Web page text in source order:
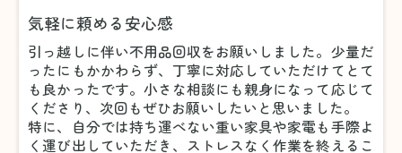
気軽に頼める安心感
引っ越しに伴い不用品回収をお願いしました。少量だ
ったにもかかわらず、丁寧に対応していただけてとて
も良かったです。小さな相談にも親身になって応じて
くださり、次回もぜひお願いしたいと思いました。
特に、自分では持ち運べない重い家具や家電も手際よ
く運び出していただき、ストレスなく作業を終えるこ